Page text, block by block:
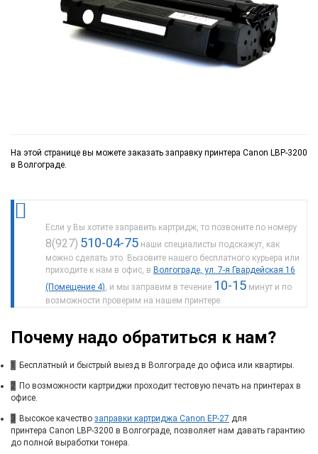
На этой странице вы можете заказать заправку принтера Canon LBP-3200
в Волгограде.
Если у Вы хотите заправить картридж, то позвоните по номеру
8(927) 510-04-75 наши специалисты подскажут, как
можно сделать это. Вызовите нашего бесплатного курьера или
приходите к нам в офис, в Волгограде, ул. 7-я Гвардейская 16
(Помещение 4) , и мы заправим в течение 10-15 минут и по
возможности проверим на нашем принтере.
Почему надо обратиться к нам?
1 Бесплатный и быстрый выезд в Волгограде до офиса или квартиры.
2 По возможности картриджи проходит тестовую печать на принтерах в
офисе.
3 Высокое качество заправки картриджа Canon EP-27 для
принтера Canon LBP-3200 в Волгограде, позволяет нам давать гарантию
до полной выработки тонера.